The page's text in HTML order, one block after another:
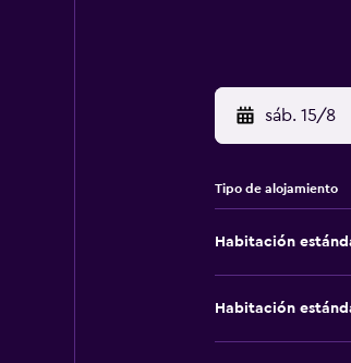
sáb. 15/8
Tipo de alojamiento
Habitación
Habitación